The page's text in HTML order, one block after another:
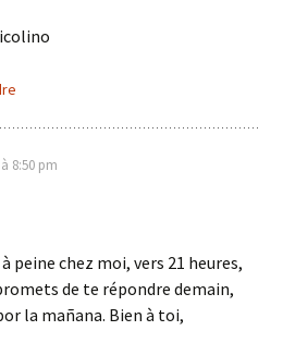
8:50 pm
peine chez moi, vers 21 heures,
de te répondre demain,
la mañana. Bien à toi,